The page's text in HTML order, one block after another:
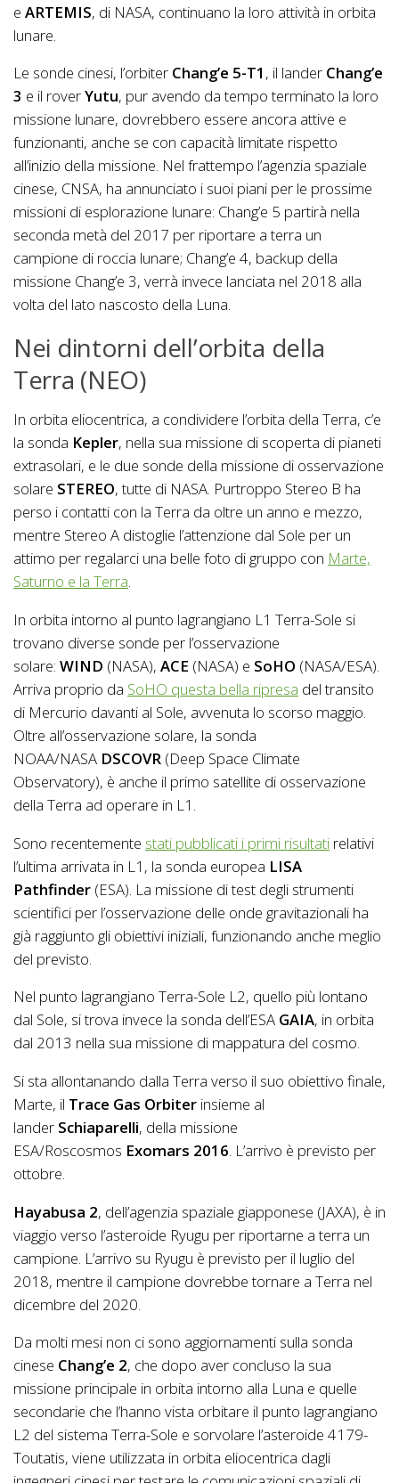
e ARTEMIS, di NASA, continuano la loro attività in orbita
lunare.
Le sonde cinesi, l’orbiter Chang’e 5-T1 , il lander Chang’e
3 e il roverYutu, pur avendo da tempo terminato la loro
missione lunare, dovrebbero essere ancora attive e
funzionanti, anche se con capacità limitate rispetto
all’inizio della missione. Nel frattempo l’agenzia spaziale
cinese, CNSA, ha annunciato i suoi piani per le prossime
missioni di esplorazione lunare: Chang’e 5 partirà nella
seconda metà del 2017 per riportare a terra un
campione di roccia lunare; Chang’e 4, backup della
missione Chang’e 3, verrà invece lanciata nel 2018 alla
volta del lato nascosto della Luna.
Nei dintorni dell’orbita della
Terra (NEO)
In orbita eliocentrica, a condividere l’orbita della Terra, c’e
la sonda Kepler, nella sua missione di scoperta di pianeti
extrasolari, e le due sonde della missione di osservazione
solare STEREO, tutte di NASA. Purtroppo Stereo B ha
perso i contatti con la Terra da oltre un anno e mezzo,
mentre Stereo A distoglie l’attenzione dal Sole per un
attimo per regalarci una belle foto di gruppo con Marte,
Saturno e la Terra.
In orbita intorno al punto lagrangiano L1 Terra-Sole si
trovano diverse sonde per l’osservazione
solare: WIND (NASA), ACE (NASA) e SoHO (NASA/ESA).
Arriva proprio da SoHO questa bella ripresa del transito
di Mercurio davanti al Sole, avvenuta lo scorso maggio.
Oltre all’osservazione solare, la sonda
NOAA/NASA DSCOVR (Deep Space Climate
Observatory), è anche il primo satellite di osservazione
della Terra ad operare in L1.
Sono recentemente stati pubblicati i primi risultati relativi
l’ultima arrivata in L1, la sonda europea LISA
Pathfinder (ESA). La missione di test degli strumenti
scientifici per l’osservazione delle onde gravitazionali ha
già raggiunto gli obiettivi iniziali, funzionando anche meglio
del previsto.
Nel punto lagrangiano Terra-Sole L2, quello più lontano
dal Sole, si trova invece la sonda dell’ESA GAIA, in orbita
dal 2013 nella sua missione di mappatura del cosmo.
Si sta allontanando dalla Terra verso il suo obiettivo finale,
Marte, il Trace Gas Orbiter insieme al
lander Schiaparelli, della missione
ESA/Roscosmos Exomars 2016. L’arrivo è previsto per
ottobre.
Hayabusa 2, dell’agenzia spaziale giapponese (JAXA), è in
viaggio verso l’asteroide Ryugu per riportarne a terra un
campione. L’arrivo su Ryugu è previsto per il luglio del
2018, mentre il campione dovrebbe tornare a Terra nel
dicembre del 2020.
Da molti mesi non ci sono aggiornamenti sulla sonda
cinese Chang’e 2, che dopo aver concluso la sua
missione principale in orbita intorno alla Luna e quelle
secondarie che l’hanno vista orbitare il punto lagrangiano
L2 del sistema Terra-Sole e sorvolare l’asteroide 4179-
Toutatis, viene utilizzata in orbita eliocentrica dagli